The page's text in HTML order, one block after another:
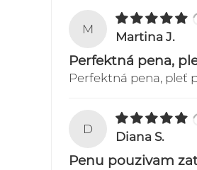
M
Martina J.
Perfektná pena,
Perfektná pena, pleť
D
Diana S.
Penu pouzivam